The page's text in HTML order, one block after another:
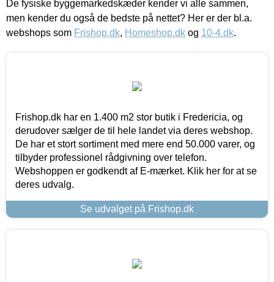
De fysiske byggemarkedskæder kender vi alle sammen,
men kender du også de bedste på nettet? Her er der bl.a.
webshops som Frishop.dk, Homeshop.dk og 10-4.dk.
Frishop.dk har en 1.400 m2 stor butik i Fredericia, og
derudover sælger de til hele landet via deres webshop.
De har et stort sortiment med mere end 50.000 varer, og
tilbyder professionel rådgivning over telefon.
Webshoppen er godkendt af E-mærket. Klik her for at se
deres udvalg.
Se udvalget på Frishop.dk